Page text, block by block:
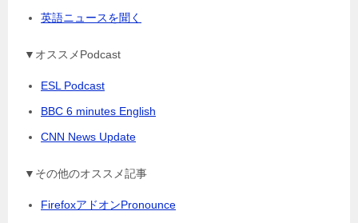
英語ニュースを聞く
▼オススメPodcast
ESL Podcast
BBC 6 minutes English
CNN News Update
▼その他のオススメ記事
FirefoxアドオンPronounce